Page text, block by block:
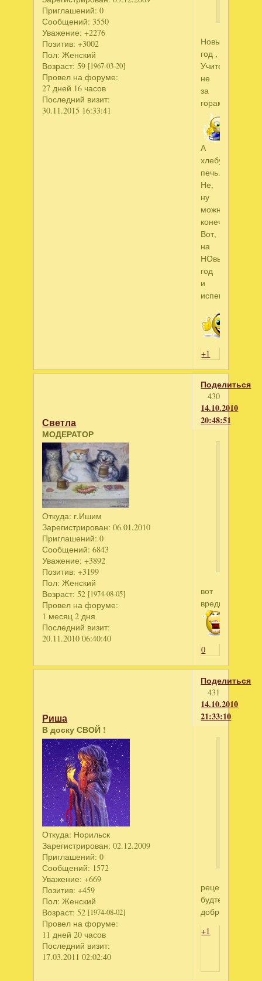
Приглашений: 0
Сообщений: 3550
Уважение: +2276
Позитив: +3002
Пол: Женский
Возраст: 59 [1967-03-20]
Провел на форуме:
27 дней 16 часов
Последний визит:
30.11.2015 16:33:41
Новый
год ,
Учитель,
не
за
горами
А
хлебушек
печь...
Не,
ну
можно,
конечно.
Вот,
на
НОвый
год
и
испеку
+1
Поделиться
430
14.10.2010
20:48:51
Светла
МОДЕРАТОР
Откуда: г.Ишим
Зарегистрирован: 06.01.2010
Приглашений: 0
Сообщений: 6843
Уважение: +3892
Позитив: +3199
Пол: Женский
Возраст: 52 [1974-08-05]
Провел на форуме:
1 месяц 2 дня
Последний визит:
20.11.2010 06:40:40
вот
вредина
0
Поделиться
431
14.10.2010
21:33:10
Риша
В доску СВОЙ !
Откуда: Норильск
Зарегистрирован: 02.12.2009
Приглашений: 0
Сообщений: 1572
Уважение: +669
Позитив: +459
Пол: Женский
Возраст: 52 [1974-08-02]
Провел на форуме:
11 дней 20 часов
Последний визит:
17.03.2011 02:02:40
рецептик
будте
добры
+1